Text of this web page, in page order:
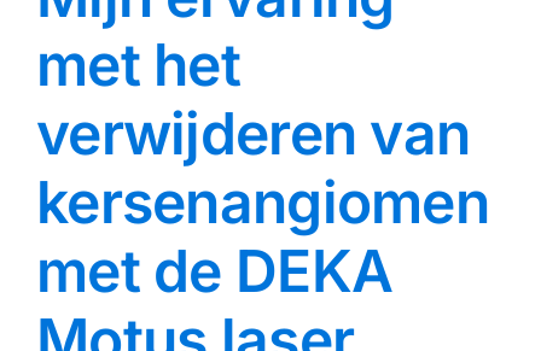
met het
verwijderen van
kersenangiomen
met de DEKA